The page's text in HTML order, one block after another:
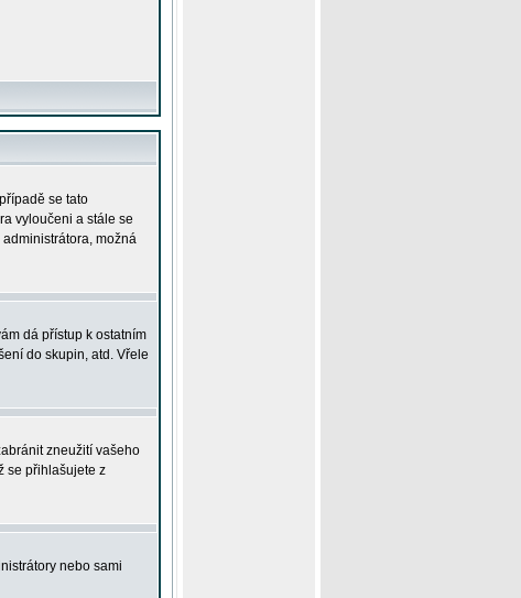
se tato
vyloučeni a stále se
možná
dá přístup k ostatním
do skupin, atd. Vřele
zneužití vašeho
se přihlašujete z
nebo sami